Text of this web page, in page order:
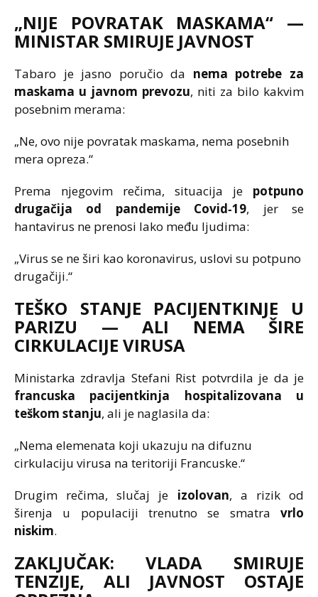
„NIJE POVRATAK MASKAMA“ —
MINISTAR SMIRUJE JAVNOST
Tabaro je jasno poručio da nema potrebe za
maskama u javnom prevozu, niti za bilo kakvim
posebnim merama:
„Ne, ovo nije povratak maskama, nema posebnih
mera opreza.“
Prema njegovim rečima, situacija je potpuno
drugačija od pandemije Covid‑19, jer se
hantavirus ne prenosi lako među ljudima:
„Virus se ne širi kao koronavirus, uslovi su potpuno
drugačiji.“
TEŠKO STANJE PACIJENTKINJE U
PARIZU — ALI NEMA ŠIRE
CIRKULACIJE VIRUSA
Ministarka zdravlja Stefani Rist potvrdila je da je
francuska pacijentkinja hospitalizovana u
teškom stanju, ali je naglasila da:
„Nema elemenata koji ukazuju na difuznu
cirkulaciju virusa na teritoriji Francuske.“
Drugim rečima, slučaj je izolovan, a rizik od
širenja u populaciji trenutno se smatra vrlo
niskim.
ZAKLJUČAK: VLADA SMIRUJE
TENZIJE, ALI JAVNOST OSTAJE